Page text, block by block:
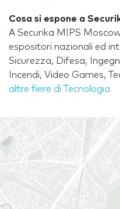
Cosa si espone a
A Securika MIPS
espositori nazionali ed
Sicurezza, Difesa,
Incendi, Video Games,
altre fiere di Tecnologia